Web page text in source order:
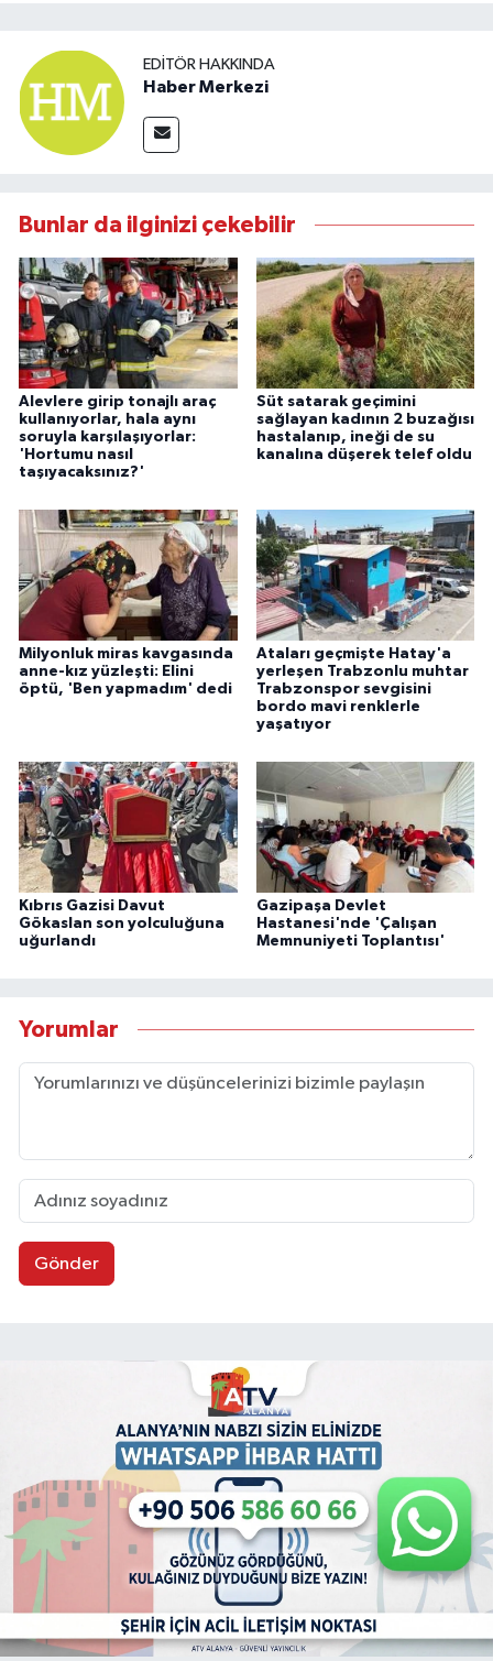
EDITÖR HAKKINDA
Haber Merkezi
Bunlar da ilginizi çekebilir
Alevlere girip tonajlı araç
kullanıyorlar, hala aynı
soruyla karşılaşıyorlar:
'Hortumu nasıl
taşıyacaksınız?'
Süt satarak geçimini
sağlayan kadının 2 buzağısı
hastalanıp, ineği de su
kanalına düşerek telef oldu
Milyonluk miras kavgasında
anne-kız yüzleşti: Elini
öptü, 'Ben yapmadım' dedi
Ataları geçmişte Hatay'a
yerleşen Trabzonlu muhtar
Trabzonspor sevgisini
bordo mavi renklerle
yaşatıyor
Kıbrıs Gazisi Davut
Gökaslan son yolculuğuna
uğurlandı
Gazipaşa Devlet
Hastanesi'nde 'Çalışan
Memnuniyeti Toplantısı'
Yorumlar
Gönder